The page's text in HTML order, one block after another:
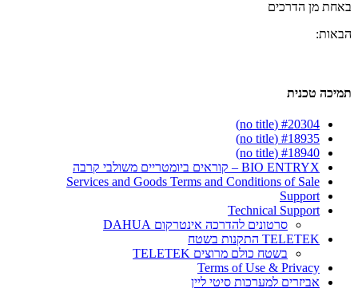
באחת מן הדרכים
הבאות:
תמיכה טכנית
#20304 (no title)
#18935 (no title)
#18940 (no title)
BIO ENTRYX – קוראים ביומטריים משולבי קרבה
Services and Goods Terms and Conditions of Sale
Support
Technical Support
סרטונים להדרכה אינטרקום DAHUA
TELETEK התקנות בשטח
בשטח כולם מרוצים TELETEK
Terms of Use & Privacy
אביזרים למערכות סיטי ליין